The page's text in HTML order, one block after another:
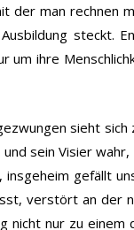
der man rechnen
steckt.
ihre
sieht sich
sein Visier
gefällt
verstört an der
nicht nur zu